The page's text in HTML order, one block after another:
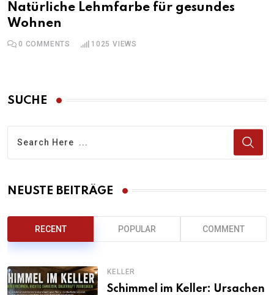
Natürliche Lehmfarbe für gesundes
Wohnen
0 COMMENTS 1025 VIEWS
SUCHE
NEUSTE BEITRÄGE
RECENT POPULAR COMMENT
KELLER
Schimmel im Keller: Ursachen